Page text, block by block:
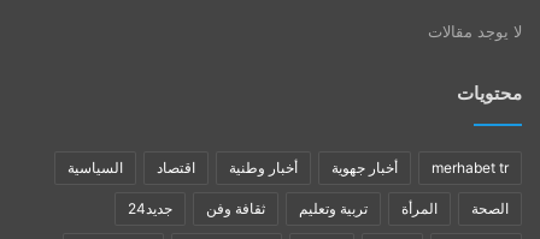
لا يوجد مقالات
محتويات
merhabet tr أخبار جهوية أخبار وطنية اقتصاد السياسية
الصحة المرأة تربية وتعليم ثقافة وفن جديد24